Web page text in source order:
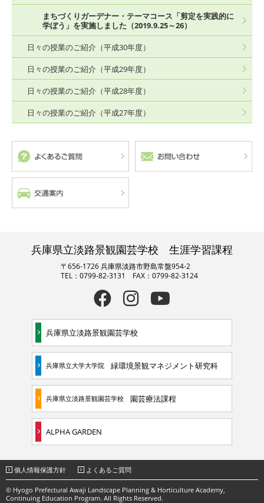
まちづくりガーデナー・テーマコース「剪定を実践的に
学ぼう」を実施しました（2019.9.25～26）
日々の授業のご紹介（平成30年度）
日々の授業のご紹介（平成29年度）
日々の授業のご紹介（平成28年度）
日々の授業のご紹介（平成27年度）
兵庫県立淡路景観園芸学校 生涯学習課程
〒656-1726 兵庫県淡路市野島常盤954-2
TEL：0799-82-3131 FAX：0799-82-3124
兵庫県立淡路景観園芸学校
兵庫県立大学大学院 緑環境景観マネジメント研究科
兵庫県立淡路景観園芸学校 園芸療法課程
ALPHA GARDEN
個人情報保護方針 よくあるご質問
© Hyogo Prefectural Awaji Landscape Planning & Horticulture Academy,
Continuing Education Program. All Rights Reserved.